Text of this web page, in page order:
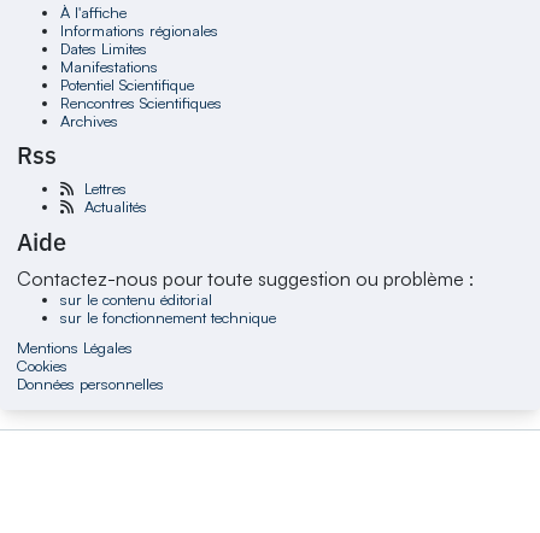
À l'affiche
Informations régionales
Dates Limites
Manifestations
Potentiel Scientifique
Rencontres Scientifiques
Archives
Rss
Lettres
Actualités
Aide
Contactez-nous pour toute suggestion ou problème :
sur le contenu éditorial
sur le fonctionnement technique
Mentions Légales
Cookies
Données personnelles